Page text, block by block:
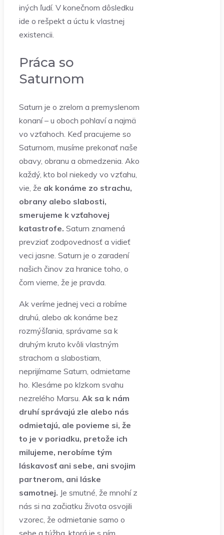
iných ľudí. V konečnom dôsledku
ide o rešpekt a úctu k vlastnej
existencii.
Práca so
Saturnom
Saturn je o zrelom a premyslenom
konaní – u oboch pohlaví a najmä
vo vzťahoch. Keď pracujeme so
Saturnom, musíme prekonať naše
obavy, obranu a obmedzenia. Ako
každý, kto bol niekedy vo vzťahu,
vie, že ak konáme zo strachu,
obrany alebo slabosti,
smerujeme k vzťahovej
katastrofe. Saturn znamená
prevziať zodpovednosť a vidieť
veci jasne. Saturn je o zaradení
našich činov za hranice toho, o
čom vieme, že je pravda.
Ak veríme jednej veci a robíme
druhú, alebo ak konáme bez
rozmýšľania, správame sa k
druhým kruto kvôli vlastným
strachom a slabostiam,
neprijímame Saturn, odmietame
ho. Klesáme po klzkom svahu
nezrelého Marsu. Ak sa k nám
druhí správajú zle alebo nás
odmietajú, ale povieme si, že
to je v poriadku, pretože ich
milujeme, nerobíme tým
láskavosť ani sebe, ani svojim
partnerom, ani láske
samotnej. Je smutné, že mnohí z
nás si na začiatku života osvojili
vzorec, že odmietanie samo o